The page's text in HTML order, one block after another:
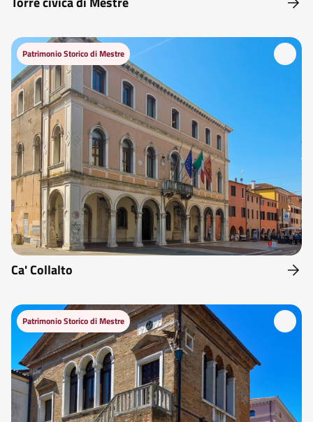
Patrimonio Storico di Mestre
Ca' Collalto
Patrimonio Storico di Mestre